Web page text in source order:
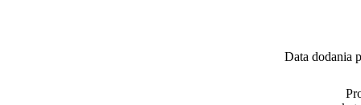
Data dodania